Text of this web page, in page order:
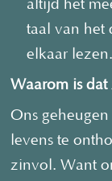
altijd het
taal van het
elkaar lezen.
Waarom is dat
Ons
levens te
zinvol. Want